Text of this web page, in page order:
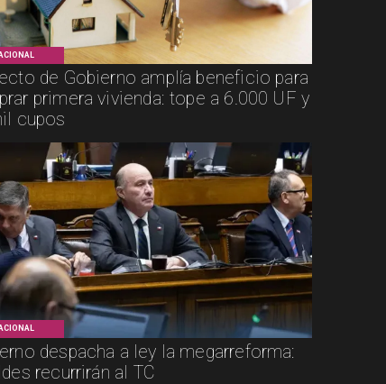
de Gobierno amplía beneficio para
primera vivienda: tope a 6.000 UF y
cupos
despacha a ley la megarreforma:
recurrirán al TC